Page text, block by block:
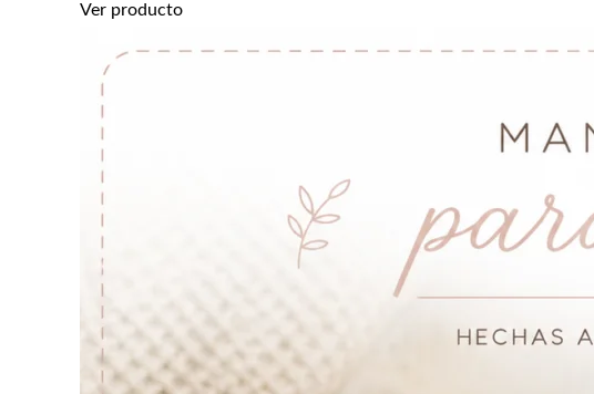
Ver producto